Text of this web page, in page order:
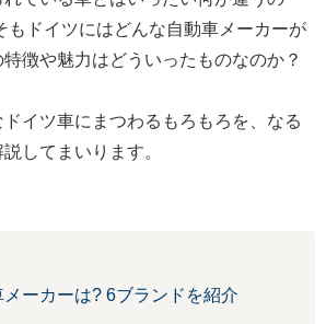
もドイツにはどんな自動車メーカーが
徴や魅力はどういったものなのか？
イツ車にまつわるもろもろを、なる
してまいります。
ーカーは? 6ブランドを紹介